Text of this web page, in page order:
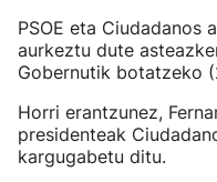
PSOE eta Ciudadanos
aurkeztu dute
Gobernutik botatzeko
Horri erantzunez,
presidenteak
kargugabetu ditu.